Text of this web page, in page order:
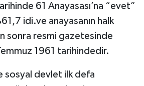
61 Anayasası’na “evet”
idi.ve anayasanın halk
sonra resmi gazetesinde
1961 tarihindedir.
sosyal devlet ilk defa